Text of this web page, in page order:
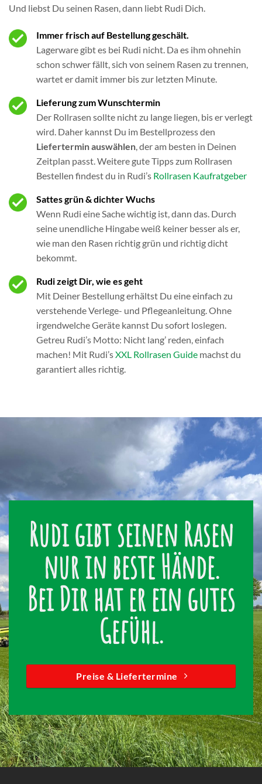
Und liebst Du seinen Rasen, dann liebt Rudi Dich.
Immer frisch auf Bestellung geschält.
Lagerware gibt es bei Rudi nicht. Da es ihm ohnehin
schon schwer fällt, sich von seinem Rasen zu trennen,
wartet er damit immer bis zur letzten Minute.
Lieferung zum Wunschtermin
Der Rollrasen sollte nicht zu lange liegen, bis er verlegt
wird. Daher kannst Du im Bestellprozess den
Liefertermin auswählen, der am besten in Deinen
Zeitplan passt. Weitere gute Tipps zum Rollrasen
Bestellen findest du in Rudi’s Rollrasen Kaufratgeber
Sattes grün & dichter Wuchs
Wenn Rudi eine Sache wichtig ist, dann das. Durch
seine unendliche Hingabe weiß keiner besser als er,
wie man den Rasen richtig grün und richtig dicht
bekommt.
Rudi zeigt Dir, wie es geht
Mit Deiner Bestellung erhältst Du eine einfach zu
verstehende Verlege- und Pflegeanleitung. Ohne
irgendwelche Geräte kannst Du sofort loslegen.
Getreu Rudi’s Motto: Nicht lang’ reden, einfach
machen! Mit Rudi’sXXL Rollrasen Guide machst du
garantiert alles richtig.
Rudi gibt seinen Rasen
nur in beste Hände.
Bei Dir hat er ein gutes
Gefühl.
Preise & Liefertermine